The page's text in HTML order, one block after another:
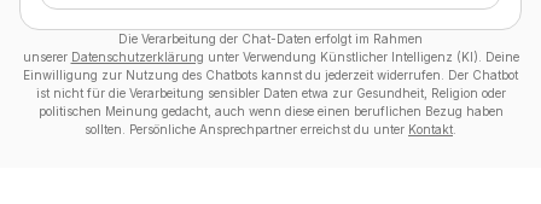
Die Verarbeitung der Chat-Daten erfolgt im Rahmen
unserer Datenschutzerklärung unter Verwendung Künstlicher Intelligenz (KI). Deine
Einwilligung zur Nutzung des Chatbots kannst du jederzeit widerrufen. Der Chatbot
ist nicht für die Verarbeitung sensibler Daten etwa zur Gesundheit, Religion oder
politischen Meinung gedacht, auch wenn diese einen beruflichen Bezug haben
sollten. Persönliche Ansprechpartner erreichst du unter Kontakt